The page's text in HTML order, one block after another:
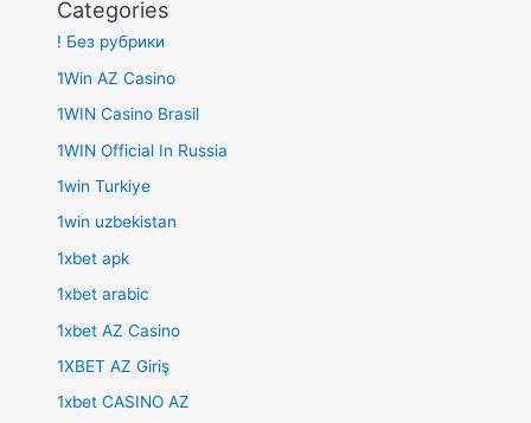
Categories
! Без рубрики
1Win AZ Casino
1WIN Casino Brasil
1WIN Official In Russia
1win Turkiye
1win uzbekistan
1xbet apk
1xbet arabic
1xbet AZ Casino
1XBET AZ Giriş
1xbet CASINO AZ